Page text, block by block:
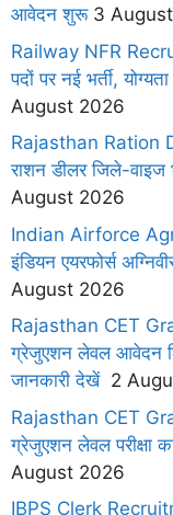
आवेदन शुरू3
Railway NFR
पदों पर नई भर्ती,
August 2026
Rajasthan Ration
राशन डीलर जिले-वाइज
August 2026
Indian Airforce
इंडियन एयरफोर्स
August 2026
Rajasthan CET
ग्रेजुएशन लेवल आवेदन
जानकारी देखें 2
Rajasthan CET
ग्रेजुएशन लेवल परीक्षा
August 2026
IBPS Clerk